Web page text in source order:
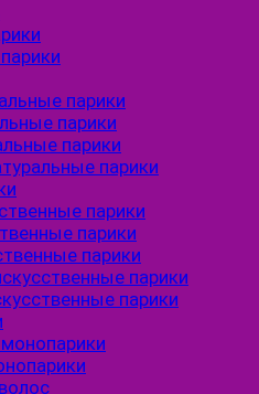
парики
парики
парики
парики
парики
парики
парики
парики
парики